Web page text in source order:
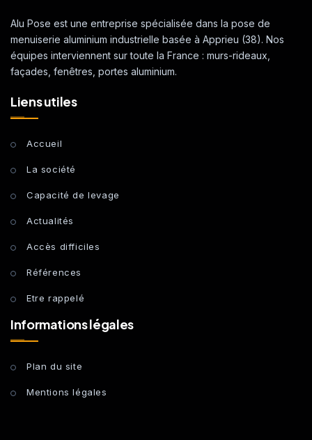
Alu Pose est une entreprise spécialisée dans la pose de
menuiserie aluminium industrielle basée à Apprieu (38). Nos
équipes interviennent sur toute la France : murs-rideaux,
façades, fenêtres, portes aluminium.
Liens utiles
Accueil
La société
Capacité de levage
Actualités
Accès difficiles
Références
Etre rappelé
Informations légales
Plan du site
Mentions légales